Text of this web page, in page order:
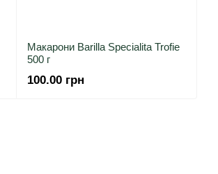
Макарони Barilla Specialita Trofie
500 г
100.00 грн